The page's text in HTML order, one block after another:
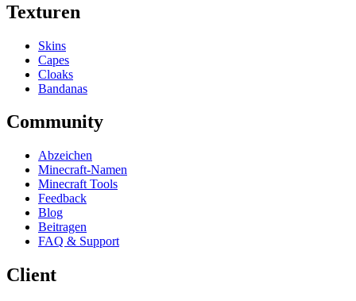
Texturen
Skins
Capes
Cloaks
Bandanas
Community
Abzeichen
Minecraft-Namen
Minecraft Tools
Feedback
Blog
Beitragen
FAQ & Support
Client